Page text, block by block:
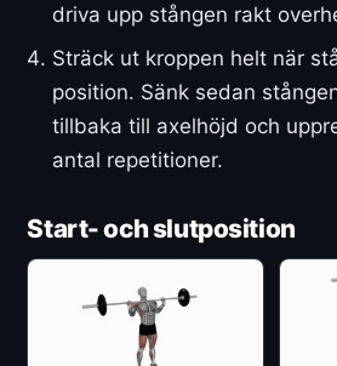
driva upp stången rakt
Sträck ut kroppen helt när
position. Sänk sedan
tillbaka till axelhöjd och
antal repetitioner.
Start- och slutposition